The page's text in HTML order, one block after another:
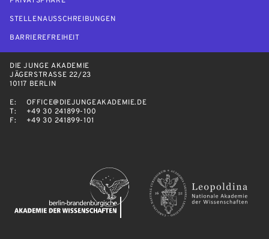
STELLENAUSSCHREIBUNGEN
BARRIEREFREIHEIT
DIE JUNGE AKADEMIE
JÄGERSTRASSE 22/23
10117 BERLIN
E:
OFFICE@DIEJUNGEAKADEMIE.DE
T:
+49 30 241899-100
F:
+49 30 241899-101